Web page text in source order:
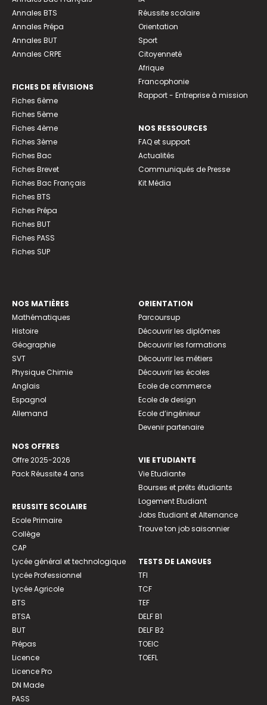
Annales BTS
Annales Prépa
Annales BUT
Annales CRPE
FICHES DE RÉVISIONS
Fiches 6ème
Fiches 5ème
Fiches 4ème
Fiches 3ème
Fiches Bac
Fiches Brevet
Fiches Bac Français
Fiches BTS
Fiches Prépa
Fiches BUT
Fiches PASS
Fiches SUP
Réussite scolaire
Orientation
Sport
Citoyenneté
Afrique
Francophonie
Rapport - Entreprise à mission
NOS RESSOURCES
FAQ et support
Actualités
Communiqués de Presse
Kit Média
NOS MATIÈRES
Mathématiques
Histoire
Géographie
SVT
Physique Chimie
Anglais
Espagnol
Allemand
NOS OFFRES
Offre 2025-2026
Pack Réussite 4 ans
REUSSITE SCOLAIRE
Ecole Primaire
Collège
CAP
Lycée général et technologique
Lycée Professionnel
Lycée Agricole
BTS
BTSA
BUT
Prépas
Licence
Licence Pro
DN Made
PASS
ORIENTATION
Parcoursup
Découvrir les diplômes
Découvrir les formations
Découvrir les métiers
Découvrir les écoles
Ecole de commerce
Ecole de design
Ecole d’ingénieur
Devenir partenaire
VIE ETUDIANTE
Vie Etudiante
Bourses et prêts étudiants
Logement Etudiant
Jobs Etudiant et Alternance
Trouve ton job saisonnier
TESTS DE LANGUES
TFI
TCF
TEF
DELF B1
DELF B2
TOEIC
TOEFL